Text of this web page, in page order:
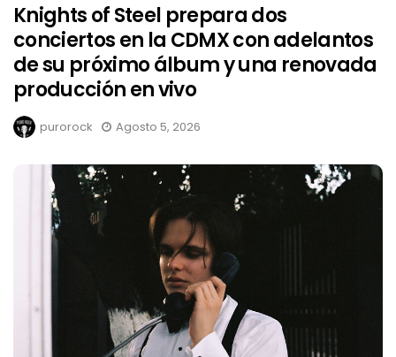
Knights of Steel prepara dos
conciertos en la CDMX con adelantos
de su próximo álbum y una renovada
producción en vivo
purorock Agosto 5, 2026